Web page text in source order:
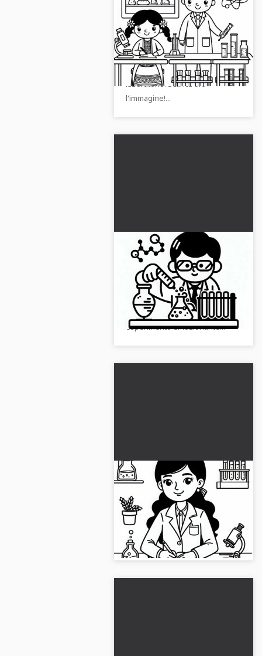
Scienziato in laboratorio
con provette - Disegno
da colorare gratuito
Inizia il tuo progetto creativo con
questo modello da colorare
gratuito di uno scienziato in
laboratorio. Scarica ora
l'immagine!...
Scienziato in
esperimento con
reazione chimica -
Disegno da colorare
semplice da scaricare
gratis
Scarica gratuitamente questo
disegno da colorare di uno
scienziato intento in un
esperimento emozionante...
Scienziata che scrive
appunti nel diario di
laboratorio – Modello da
colorare gratuito
Scarica gratuitamente e progetta
in modo creativo il diario di
laboratorio della scienziata!...